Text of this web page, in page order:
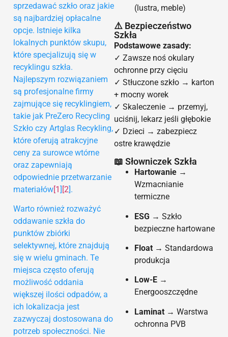
sprzedawać szkło oraz jakie
są najbardziej opłacalne
opcje. Istnieje kilka
lokalnych punktów skupu,
które specjalizują się w
recyklingu szkła.
Najlepszym rozwiązaniem
są profesjonalne firmy
zajmujące się recyklingiem,
takie jak PreZero Recycling
Szkło czy Artglas Recykling,
które oferują atrakcyjne
ceny za surowce wtórne
oraz zapewniają
odpowiednie przetwarzanie
materiałów[1] [2].
Warto również rozważyć
oddawanie szkła do
punktów zbiórki
selektywnej, które znajdują
się w wielu gminach. Te
miejsca często oferują
możliwość oddania
większej ilości odpadów, a
ich lokalizacja jest
zazwyczaj dostosowana do
potrzeb społeczności. Nie
(lustra, meble)
⚠️ Bezpieczeństwo
Szkła
Podstawowe zasady:
✓ Zawsze noś okulary
ochronne przy cięciu
✓ Stłuczone szkło → karton
+ mocny worek
✓ Skaleczenie → przemyj,
uciśnij, lekarz jeśli głębokie
✓ Dzieci → zabezpiecz
ostre krawędzie
📖 Słowniczek Szkła
Hartowanie →
Wzmacnianie
termiczne
ESG → Szkło
bezpieczne hartowane
Float → Standardowa
produkcja
Low-E →
Energooszczędne
Laminat → Warstwa
ochronna PVB